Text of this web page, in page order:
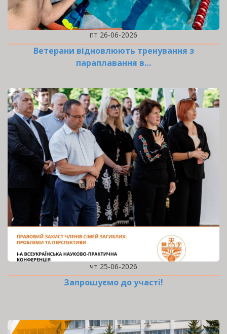
пт 26-06-2026
Ветерани відновлюють тренування з
параплавання в…
чт 25-06-2026
Запрошуємо до участі!